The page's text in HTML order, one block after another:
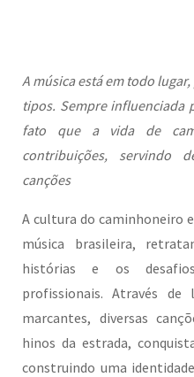
A música está em todo
tipos. Sempre influenciada
fato que a vida de
contribuições, servindo
canções
A cultura do caminhoneiro
música brasileira,
histórias e os
profissionais. Através
marcantes, diversas
hinos da estrada,
construindo uma